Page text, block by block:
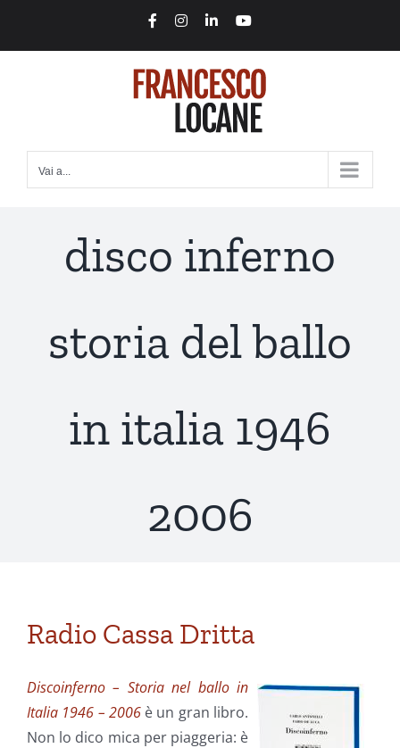
FacebookInstagram
LinkedInYouTube
Vai a...
disco inferno
storia del ballo
in italia 1946
2006
Radio Cassa Dritta
Discoinferno – Storia nel ballo in
Italia 1946 – 2006è un gran libro.
Non lo dico mica per piaggeria: è